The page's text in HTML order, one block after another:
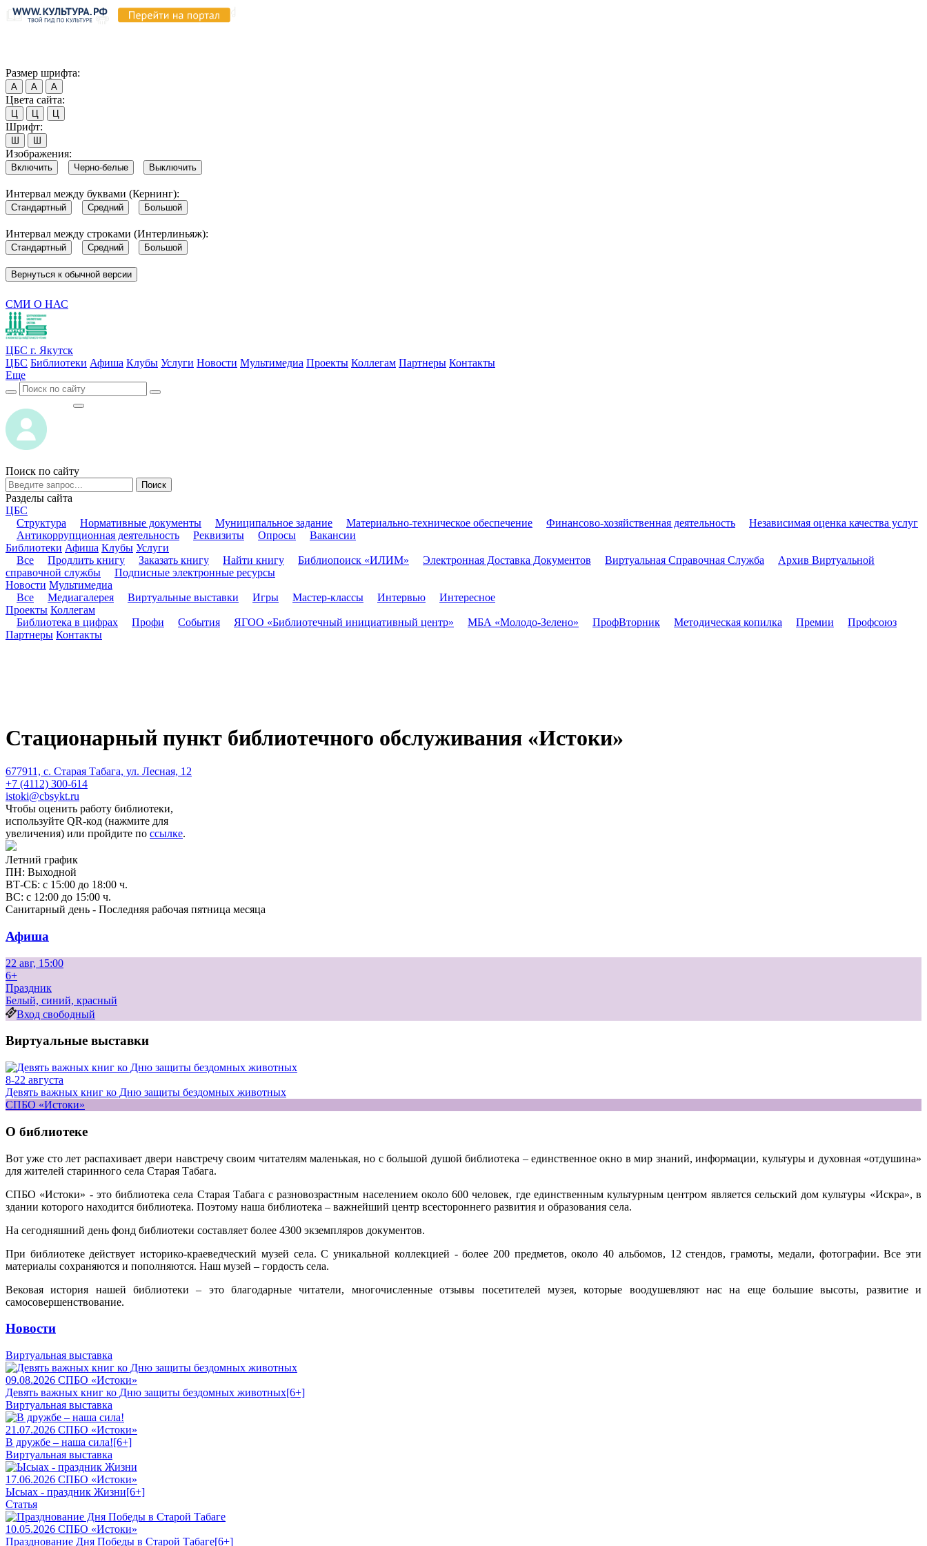
Размер шрифта:
А А А
Цвета сайта:
Ц Ц Ц
Шрифт:
Ш Ш
Изображения:
Включить Черно-белые Выключить
Интервал между буквами (Кернинг):
Стандартный Средний Большой
Интервал между строками (Интерлиньяж):
Стандартный Средний Большой
Вернуться к обычной версии
СМИ О НАС
ЦБС г. Якутск
ЦБС Библиотеки Афиша Клубы Услуги Новости Мультимедиа Проекты Коллегам Партнеры Контакты
Еще
Поиск по сайту
Поиск
Разделы сайта
ЦБС
Структура
Нормативные документы Муниципальное задание Материально-техническое обеспечение Финансово-хозяйственная деятельность
Независимая оценка качества услуг
Антикоррупционная деятельность
Реквизиты Опросы
Вакансии
Библиотеки Афиша Клубы Услуги
Все
Продлить книгу Заказать книгу Найти книгу Библиопоиск «ИЛИМ» Электронная Доставка Документов Виртуальная Справочная Служба
Архив Виртуальной
справочной службы
Подписные электронные ресурсы
Новости Мультимедиа
Все
Медиагалерея Виртуальные выставки Игры Мастер-классы Интервью
Интересное
Проекты Коллегам
Библиотека в цифрах
Профи События ЯГОО «Библиотечный инициативный центр» МБА «Молодо-Зелено» ПрофВторник Методическая копилка Премии
Профсоюз
Партнеры Контакты
Стационарный пункт библиотечного обслуживания «Истоки»
677911, с. Старая Табага, ул. Лесная, 12
+7 (4112) 300-614
istoki@cbsykt.ru
Чтобы оценить работу библиотеки,
используйте QR-код (нажмите для
увеличения) или пройдите по ссылке.
Летний график
ПН: Выходной
ВТ-СБ: c 15:00 до 18:00 ч.
ВС: c 12:00 до 15:00 ч.
Санитарный день - Последняя рабочая пятница месяца
Афиша
22 авг, 15:00
6+
Праздник
Белый, синий, красный
Вход свободный
Виртуальные выставки
8-22 августа
Девять важных книг ко Дню защиты бездомных животных
СПБО «Истоки»
О библиотеке
Вот уже сто лет распахивает двери навстречу своим читателям маленькая, но с большой душой библиотека – единственное окно в мир знаний, информации, культуры и духовная «отдушина»
для жителей старинного села Старая Табага.
СПБО «Истоки» - это библиотека села Старая Табага с разновозрастным населением около 600 человек, где единственным культурным центром является сельский дом культуры «Искра», в
здании которого находится библиотека. Поэтому наша библиотека – важнейший центр всестороннего развития и образования села.
На сегодняшний день фонд библиотеки составляет более 4300 экземпляров документов.
При библиотеке действует историко-краеведческий музей села. С уникальной коллекцией - более 200 предметов, около 40 альбомов, 12 стендов, грамоты, медали, фотографии. Все эти
материалы сохраняются и пополняются. Наш музей – гордость села.
Вековая история нашей библиотеки – это благодарные читатели, многочисленные отзывы посетителей музея, которые воодушевляют нас на еще большие высоты, развитие и
самосовершенствование.
Новости
Виртуальная выставка
09.08.2026 СПБО «Истоки»
Девять важных книг ко Дню защиты бездомных животных[6+]
Виртуальная выставка
21.07.2026 СПБО «Истоки»
В дружбе – наша сила![6+]
Виртуальная выставка
17.06.2026 СПБО «Истоки»
Ысыах - праздник Жизни[6+]
Статья
10.05.2026 СПБО «Истоки»
Празднование Дня Победы в Старой Табаге[6+]